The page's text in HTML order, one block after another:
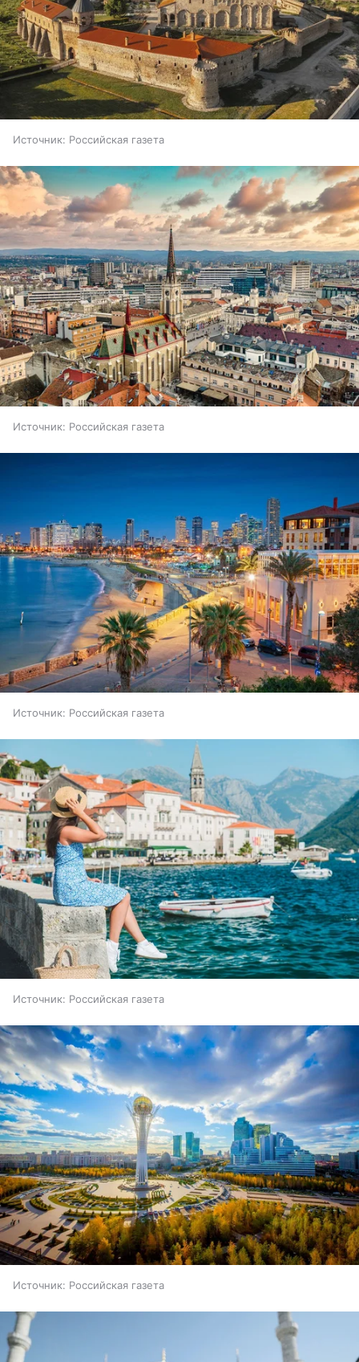
Источник: Российская газета
Источник: Российская газета
Источник: Российская газета
Источник: Российская газета
Источник: Российская газета